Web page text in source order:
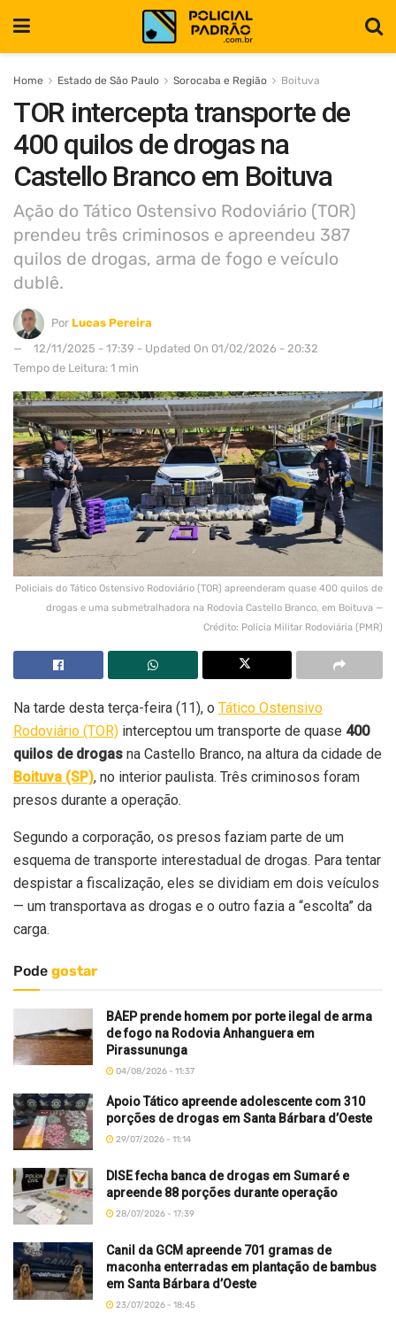
Home Estado de São Paulo Sorocaba e Região Boituva
TOR intercepta transporte de
400 quilos de drogas na
Castello Branco em Boituva
Ação do Tático Ostensivo Rodoviário (TOR)
prendeu três criminosos e apreendeu 387
quilos de drogas, arma de fogo e veículo
dublê.
Por Lucas Pereira
12/11/2025 - 17:39 - Updated On 01/02/2026 - 20:32
Tempo de Leitura: 1 min
Policiais do Tático Ostensivo Rodoviário (TOR) apreenderam quase 400 quilos de
drogas e uma submetralhadora na Rodovia Castello Branco, em Boituva —
Crédito: Polícia Militar Rodoviária (PMR)
Na tarde desta terça-feira (11), o Tático Ostensivo
Rodoviário (TOR) interceptou um transporte de quase 400
quilos de drogas na Castello Branco, na altura da cidade de
Boituva (SP), no interior paulista. Três criminosos foram
presos durante a operação.
Segundo a corporação, os presos faziam parte de um
esquema de transporte interestadual de drogas. Para tentar
despistar a fiscalização, eles se dividiam em dois veículos
— um transportava as drogas e o outro fazia a “escolta” da
carga.
Pode gostar
BAEP prende homem por porte ilegal de arma
de fogo na Rodovia Anhanguera em
Pirassununga
04/08/2026 - 11:37
Apoio Tático apreende adolescente com 310
porções de drogas em Santa Bárbara d’Oeste
29/07/2026 - 11:14
DISE fecha banca de drogas em Sumaré e
apreende 88 porções durante operação
28/07/2026 - 17:39
Canil da GCM apreende 701 gramas de
maconha enterradas em plantação de bambus
em Santa Bárbara d’Oeste
23/07/2026 - 18:45